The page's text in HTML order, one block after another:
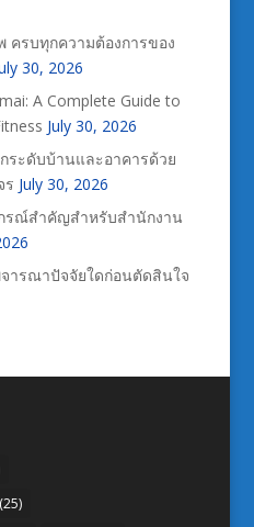
ครบทุกความต้องการของ
30, 2026
A Complete Guide to
July 30, 2026
ระดับบ้านและอาคารด้วย
ร July 30, 2026
รณ์สำคัญสำหรับสำนักงาน
ารณาปัจจัยใดก่อนตัดสินใจ
(25)